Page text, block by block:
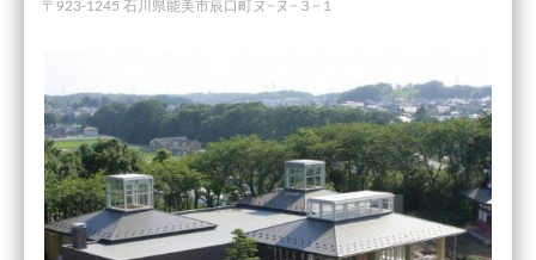
〒923-1245 石川県能美市辰口町ヌ−ヌ−３−１